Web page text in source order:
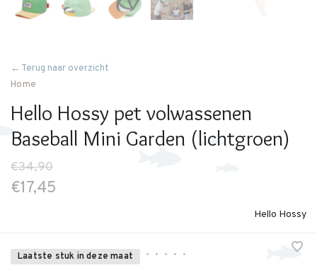
← Terug naar overzicht
Home
Hello Hossy pet volwassenen
Baseball Mini Garden (lichtgroen)
€34,90
€17,45
Hello Hossy
Laatste stuk in deze maat • • • • •